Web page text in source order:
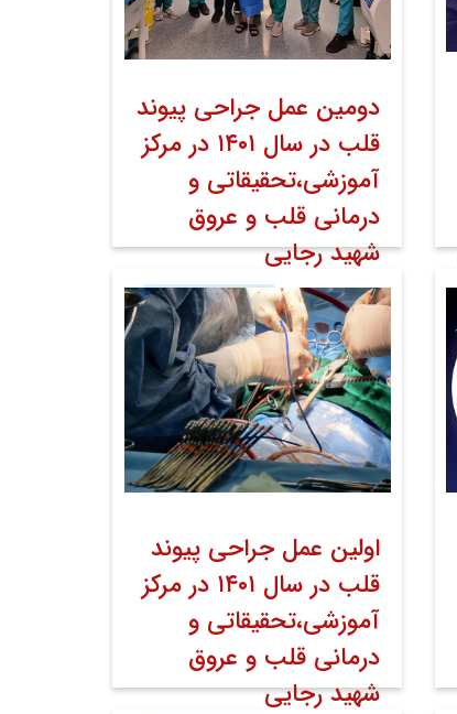
دومین عمل جراحی پیوند
قلب در سال ۱۴۰۱ در مرکز
آموزشی،تحقیقاتی و
درمانی قلب و عروق
شهید رجایی
۲۹ فروردین ۱۴۰۱
خبر صفحه اول روابط
عمومی اخبار اخبار تصویری
اولین عمل جراحی پیوند
قلب در سال ۱۴۰۱ در مرکز
آموزشی،تحقیقاتی و
درمانی قلب و عروق
شهید رجایی